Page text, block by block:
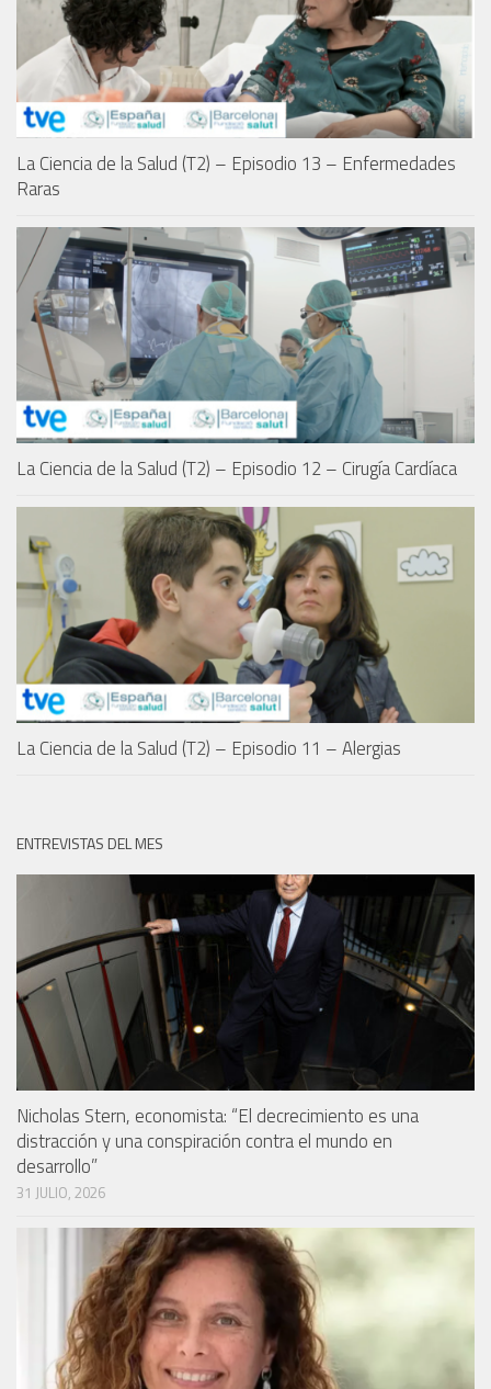
La Ciencia de la Salud (T2) – Episodio 13 – Enfermedades
Raras
La Ciencia de la Salud (T2) – Episodio 12 – Cirugía Cardíaca
La Ciencia de la Salud (T2) – Episodio 11 – Alergias
ENTREVISTAS DEL MES
Nicholas Stern, economista: “El decrecimiento es una
distracción y una conspiración contra el mundo en
desarrollo”
31 JULIO, 2026